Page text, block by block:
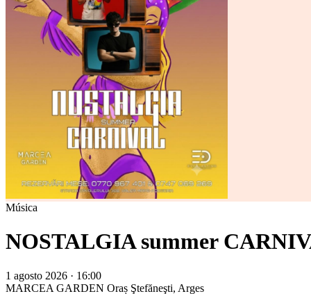
Música
NOSTALGIA summer
1 agosto 2026 · 16:00
MARCEA GARDEN Oraș Ştefăneşti, Arges